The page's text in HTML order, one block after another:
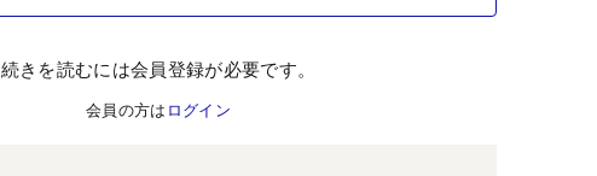
続きを読むには会員登録が必要です。
会員の方は ログイン